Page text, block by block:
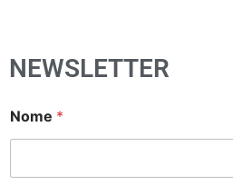
NEWSLETTER
Nome *